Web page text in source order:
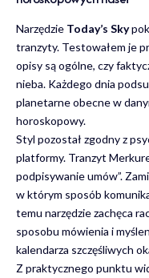
Narzędzie Today’s Sky
tranzyty. Testowałem je
opisy są ogólne, czy
nieba. Każdego dnia
planetarne obecne w
horoskopowy.
Styl pozostał zgodny z
platformy. Tranzyt
podpisywanie umów”.
w którym sposób
temu narzędzie zachęca
sposobu mówienia i
kalendarza szczęśliwych
Z praktycznego punktu